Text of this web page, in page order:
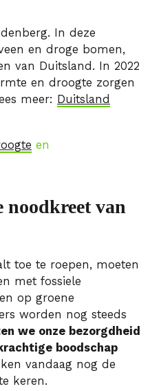
In deze
en droge bomen,
van Duitsland. In 2022
en droogte zorgen
meer: Duitsland
en
noodkreet van
toe te roepen, moeten
met fossiele
op groene
worden nog steeds
we onze bezorgdheid
boodschap
vandaag nog de
keren.